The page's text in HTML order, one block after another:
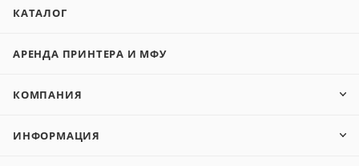
КАТАЛОГ
АРЕНДА ПРИНТЕРА И МФУ
КОМПАНИЯ
ИНФОРМАЦИЯ